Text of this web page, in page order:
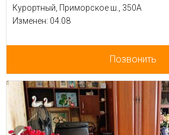
Курортный, Приморское ш., 350А
Изменен: 04.08
Позвонить